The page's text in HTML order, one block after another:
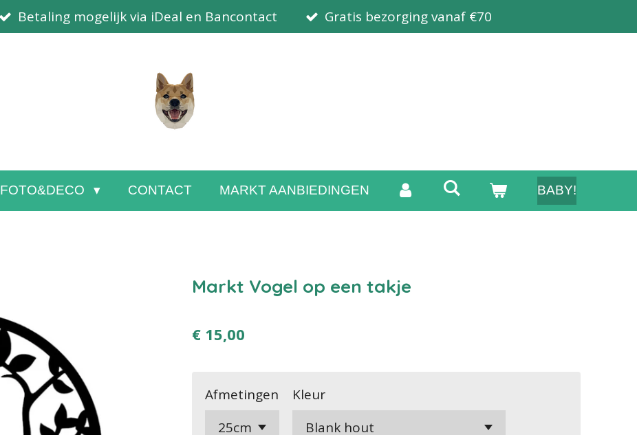
Betaling mogelijk via iDeal en Bancontact Gratis bezorging vanaf €70
FOTO&DECO CONTACT MARKT AANBIEDINGEN BABY!
Markt Vogel op een takje
€ 15,00
Afmetingen Kleur